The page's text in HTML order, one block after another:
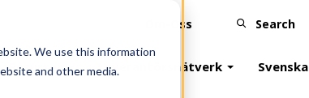
We use this information
and other media.
Om-Oss Search
Resurser Leverantörsnätverk Svenska